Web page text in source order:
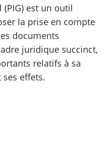
(PIG) est un outil
la prise en compte
documents
juridique succinct,
relatifs à sa
effets.